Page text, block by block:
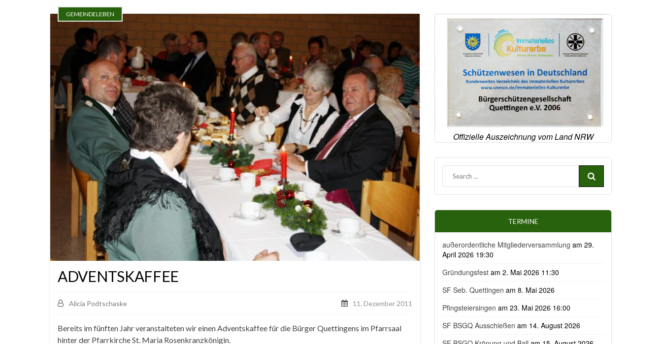
GEMEINDELEBEN
ADVENTSKAFFEE
Alicia Podtschaske 11. Dezember 2011
Bereits im fünften Jahr veranstalteten wir einen Adventskaffee für die Bürger Quettingens im Pfarrsaal
hinter der Pfarrkirche St. Maria Rosenkranzkönigin.
Offizielle Auszeichnung vom Land NRW
TERMINE
außerordentliche Mitgliederversammlung am 29.
April 2026 19:30
Gründungsfest am 2. Mai 2026 11:30
SF Seb. Quettingen am 8. Mai 2026
Pfingsteiersingen am 23. Mai 2026 16:00
SF BSGQ Ausschießen am 14. August 2026